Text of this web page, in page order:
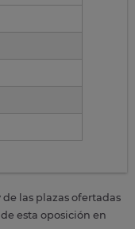
las plazas ofertadas
esta oposición en